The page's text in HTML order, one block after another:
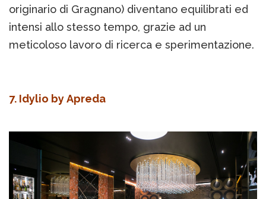
originario di Gragnano) diventano equilibrati ed
intensi allo stesso tempo, grazie ad un
meticoloso lavoro di ricerca e sperimentazione.
7. Idylio by Apreda